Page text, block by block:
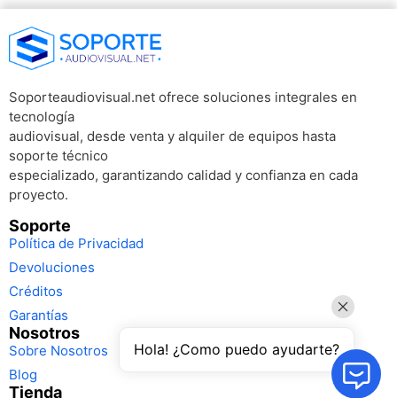
Soporteaudiovisual.net ofrece soluciones integrales en
tecnología
audiovisual, desde venta y alquiler de equipos hasta
soporte técnico
especializado, garantizando calidad y confianza en cada
proyecto.
Soporte
Política de Privacidad
Devoluciones
Créditos
Garantías
Nosotros
Sobre Nosotros
Blog
Tienda
Hola! ¿Como puedo ayudarte?